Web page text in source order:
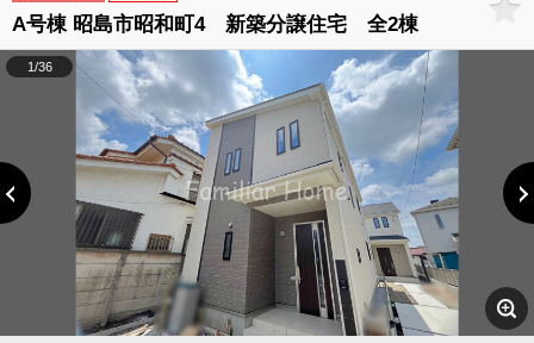
A号棟 昭島市昭和町4 新築分譲住宅 全2棟
1/36